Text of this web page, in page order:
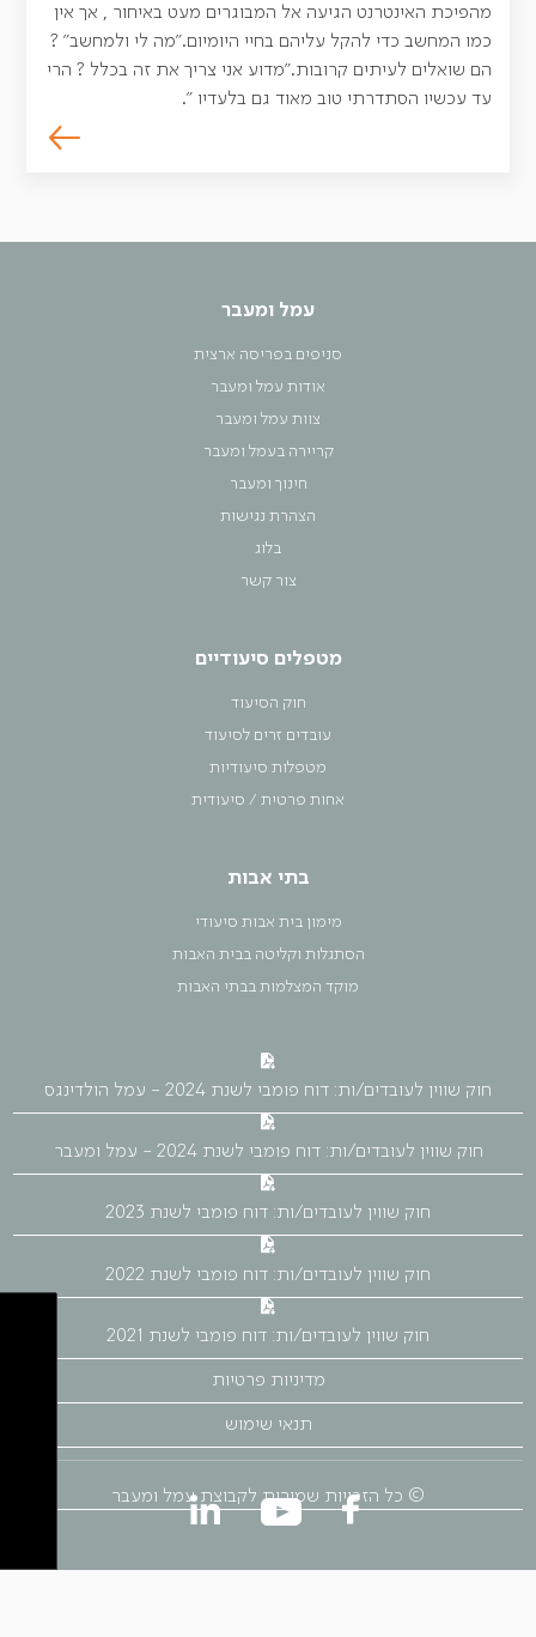
מהפיכת האינטרנט הגיעה אל המבוגרים מעט באיחור , אך אין
כמו המחשב כדי להקל עליהם בחיי היומיום."מה לי ולמחשב" ?
הם שואלים לעיתים קרובות."מדוע אני צריך את זה בכלל ? הרי
עד עכשיו הסתדרתי טוב מאוד גם בלעדיו ".
עמל ומעבר
סניפים בפריסה ארצית
אודות עמל ומעבר
צוות עמל ומעבר
קריירה בעמל ומעבר
חינוך ומעבר
הצהרת נגישות
בלוג
צור קשר
מטפלים סיעודיים
חוק הסיעוד
עובדים זרים לסיעוד
מטפלות סיעודיות
אחות פרטית / סיעודית
בתי אבות
מימון בית אבות סיעודי
הסתגלות וקליטה בבית האבות
מוקד המצלמות בבתי האבות
חוק שווין לעובדים/ות: דוח פומבי לשנת 2024 - עמל הולדינגס
חוק שווין לעובדים/ות: דוח פומבי לשנת 2024 - עמל ומעבר
חוק שווין לעובדים/ות: דוח פומבי לשנת 2023
חוק שווין לעובדים/ות: דוח פומבי לשנת 2022
חוק שווין לעובדים/ות: דוח פומבי לשנת 2021
מדיניות פרטיות
תנאי שימוש
© כל הזכויות שמורות לקבוצת עמל ומעבר